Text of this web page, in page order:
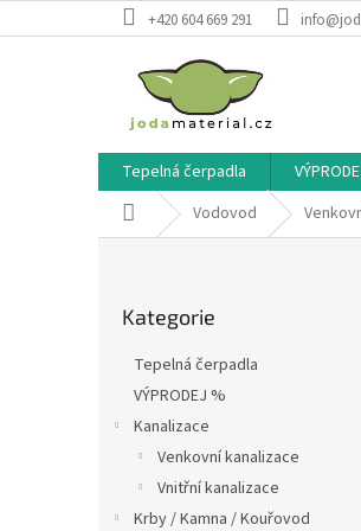
na
+420 604 669 291
Tepelná čerpadla
Domů Vodovod
kategorie
Kategorie
Tepelná čerpadla
VÝPRODEJ %
Kanalizace
Venkovní kanalizace
Vnitřní kanalizace
Krby / Kamna / Kouřovod